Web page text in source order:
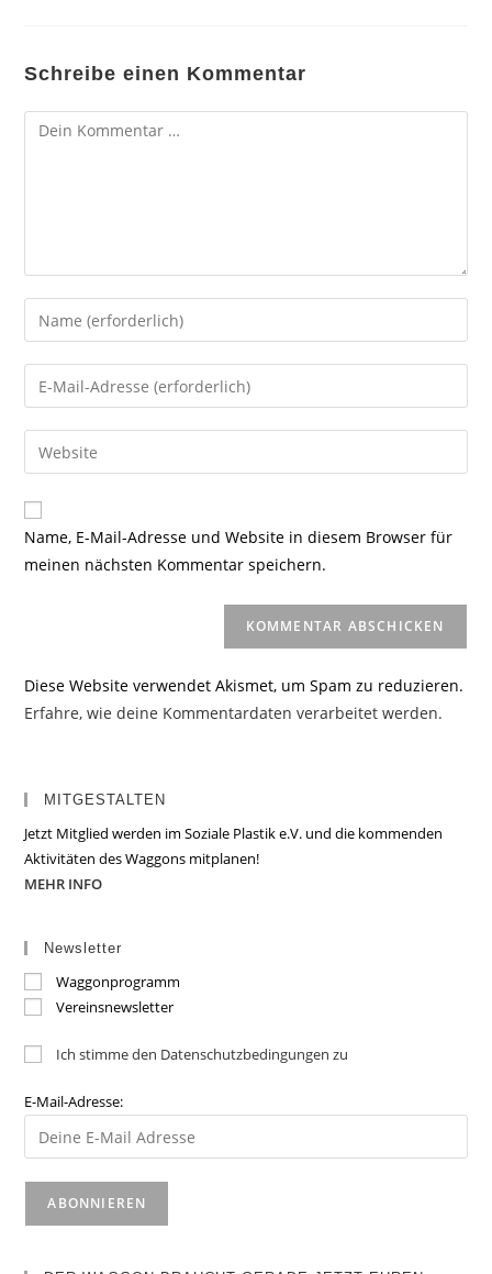
Schreibe einen Kommentar
Kommentar
Gib
deinen
Namen
oder
zum
Kommentieren
ein
Gib
deine
E-
Mail-
zum
Kommentieren
ein
Gib
deine
Website-
URL
Name, E-Mail-Adresse und Website in diesem Browser für
meinen nächsten Kommentar speichern.
Diese Website verwendet Akismet, um Spam zu reduzieren.
Erfahre, wie deine Kommentardaten verarbeitet werden.
MITGESTALTEN
Jetzt Mitglied werden im Soziale Plastik e.V. und die kommenden
Aktivitäten des Waggons mitplanen!
MEHR INFO
Newsletter
Waggonprogramm
Vereinsnewsletter
Ich stimme den Datenschutzbedingungen zu
E-Mail-Adresse: